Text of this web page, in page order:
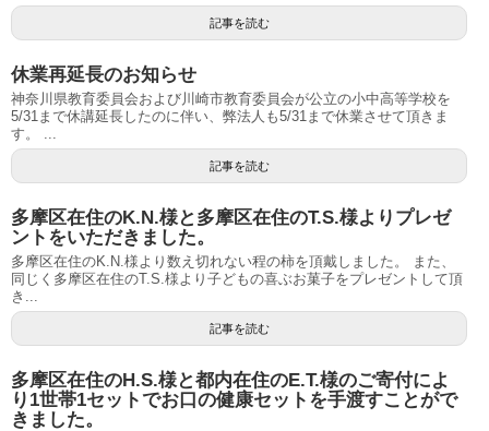
記事を読む
休業再延長のお知らせ
神奈川県教育委員会および川崎市教育委員会が公立の小中高等学校を
5/31まで休講延長したのに伴い、弊法人も5/31まで休業させて頂きま
す。 ...
記事を読む
多摩区在住のK.N.様と多摩区在住のT.S.様よりプレゼ
ントをいただきました。
多摩区在住のK.N.様より数え切れない程の柿を頂戴しました。 また、
同じく多摩区在住のT.S.様より子どもの喜ぶお菓子をプレゼントして頂
き...
記事を読む
多摩区在住のH.S.様と都内在住のE.T.様のご寄付によ
り1世帯1セットでお口の健康セットを手渡すことがで
きました。